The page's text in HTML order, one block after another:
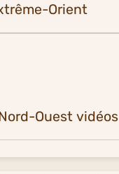
Orient
Ouest vidéos